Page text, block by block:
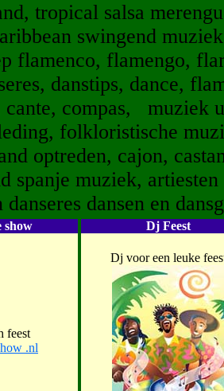
tropical salsa
swingend
flamenco, flamengo,
danstips, dance,
compas, muziek
folkloristische
optreden, cajon,
spanje muziek,
danseres dansen en
show
.nl
Dj Feest
Dj voor een leuke